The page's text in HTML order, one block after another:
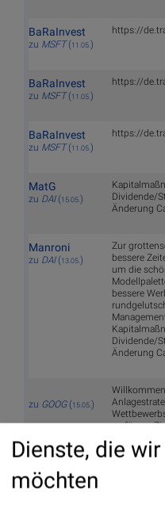
BaRaInvest
zu MSFT( 11.05.)
https://
BaRaInvest
zu MSFT( 11.05.)
https://
BaRaInvest
zu MSFT( 11.05.)
https://
MatG
zu DAI( 15.05.)
Dividende/
Änderung
Manroni
zu DAI( 13.05.)
Zur
bessere
um die
bessere
Dividende/
Änderung
zu GOOG( 15.05.)
verfügen.
über viele
des
Dienste, die
möchten